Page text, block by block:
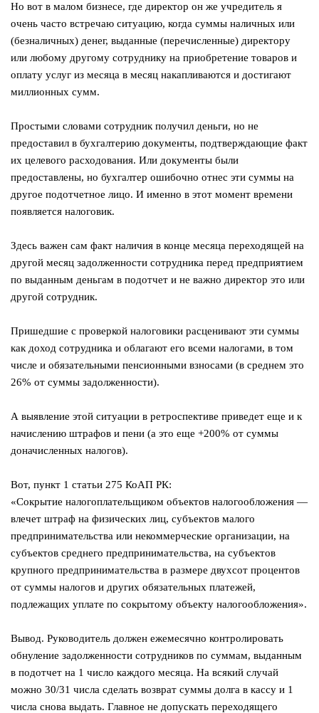
Но вот в малом бизнесе, где директор он же учредитель я
очень часто встречаю ситуацию, когда суммы наличных или
(безналичных) денег, выданные (перечисленные) директору
или любому другому сотруднику на приобретение товаров и
оплату услуг из месяца в месяц накапливаются и достигают
миллионных сумм.
Простыми словами сотрудник получил деньги, но не
предоставил в бухгалтерию документы, подтверждающие факт
их целевого расходования. Или документы были
предоставлены, но бухгалтер ошибочно отнес эти суммы на
другое подотчетное лицо. И именно в этот момент времени
появляется налоговик.
Здесь важен сам факт наличия в конце месяца переходящей на
другой месяц задолженности сотрудника перед предприятием
по выданным деньгам в подотчет и не важно директор это или
другой сотрудник.
Пришедшие с проверкой налоговики расценивают эти суммы
как доход сотрудника и облагают его всеми налогами, в том
числе и обязательными пенсионными взносами (в среднем это
26% от суммы задолженности).
А выявление этой ситуации в ретроспективе приведет еще и к
начислению штрафов и пени (а это еще +200% от суммы
доначисленных налогов).
Вот, пункт 1 статьи 275 КоАП РК:
«Сокрытие налогоплательщиком объектов налогообложения —
влечет штраф на физических лиц, субъектов малого
предпринимательства или некоммерческие организации, на
субъектов среднего предпринимательства, на субъектов
крупного предпринимательства в размере двухсот процентов
от суммы налогов и других обязательных платежей,
подлежащих уплате по сокрытому объекту налогообложения».
Вывод. Руководитель должен ежемесячно контролировать
обнуление задолженности сотрудников по суммам, выданным
в подотчет на 1 число каждого месяца. На всякий случай
можно 30/31 числа сделать возврат суммы долга в кассу и 1
числа снова выдать. Главное не допускать переходящего